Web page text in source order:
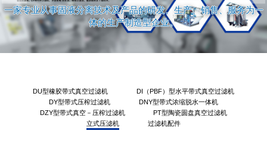
一家专业从事固液分离技术及产品的研发、生产、销售、服务为一
体的生产制造型企业。
DU型橡胶带式真空过滤机
DI（PBF）型水平带式真空过滤机
DY型带式压榨过滤机
DNY型带式浓缩脱水一体机
DZY型带式真空－压榨过滤机
PT型陶瓷圆盘真空过滤机
立式压滤机
过滤机配件